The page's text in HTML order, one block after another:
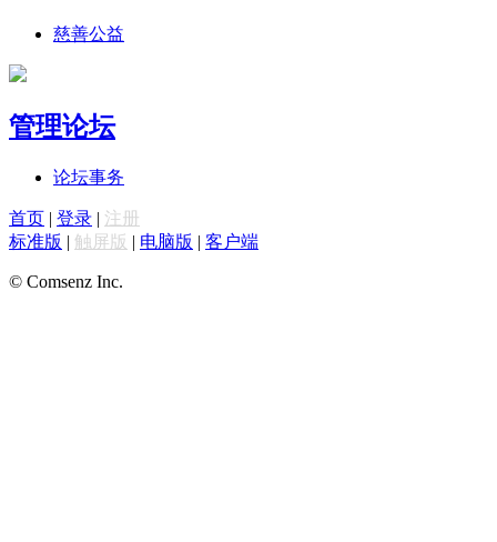
慈善公益
管理论坛
论坛事务
首页 | 登录 | 注册
标准版 | 触屏版 | 电脑版 | 客户端
© Comsenz Inc.